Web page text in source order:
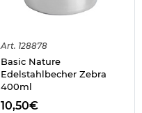
Art. 128878
Basic Nature
Edelstahlbecher Zebra
400ml
10,50€